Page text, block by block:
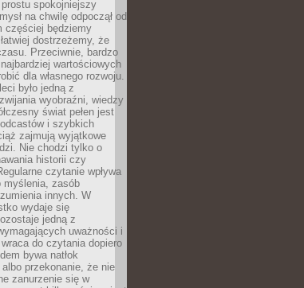
spokojniejszy
na chwilę odpoczął od
częściej będziemy
dostrzeżemy, że
Przeciwnie, bardzo
wartościowych
dla własnego rozwoju.
było jedną z
wyobraźni, wiedzy
świat pełen jest
i szybkich
zajmują wyjątkowe
Nie chodzi tylko o
historii czy
czytanie wpływa
myślenia, zasób
innych. W
wydaje się
jedną z
uważności i
do czytania dopiero
bywa natłok
przekonanie, że nie
zanurzenie się w